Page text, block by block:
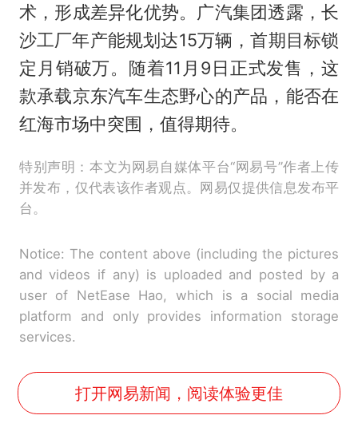
术，形成差异化优势。广汽集团透露，长
沙工厂年产能规划达15万辆，首期目标锁
定月销破万。随着11月9日正式发售，这
款承载京东汽车生态野心的产品，能否在
红海市场中突围，值得期待。
特别声明：本文为网易自媒体平台“网易号”作者上传
并发布，仅代表该作者观点。网易仅提供信息发布平
台。
Notice: The content above (including the pictures
and videos if any) is uploaded and posted by a
user of NetEase Hao, which is a social media
platform and only provides information storage
services.
打开网易新闻，阅读体验更佳